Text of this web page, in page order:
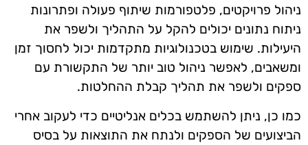
ניהול פרויקטים, פלטפורמות שיתוף פעולה ופתרונות
ניתוח נתונים יכולים להקל על התהליך ולשפר את
היעילות. שימוש בטכנולוגיות מתקדמות יכול לחסוך זמן
ומשאבים, לאפשר ניהול טוב יותר של התקשורת עם
ספקים ולשפר את תהליך קבלת ההחלטות.
כמו כן, ניתן להשתמש בכלים אנליטיים כדי לעקוב אחרי
הביצועים של הספקים ולנתח את התוצאות על בסיס